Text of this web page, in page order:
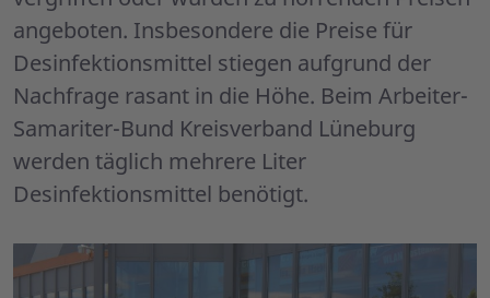
angeboten. Insbesondere die Preise für
Desinfektionsmittel stiegen aufgrund der
Nachfrage rasant in die Höhe. Beim Arbeiter-
Samariter-Bund Kreisverband Lüneburg
werden täglich mehrere Liter
Desinfektionsmittel benötigt.